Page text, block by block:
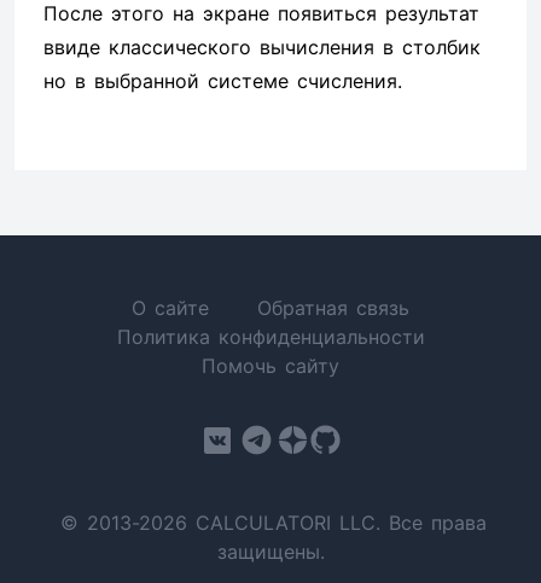
После этого на экране появиться результат
ввиде классического вычисления в столбик
но в выбранной системе счисления.
О сайте
Обратная связь
Политика конфиденциальности
Помочь сайту
© 2013-2026 CALCULATORI LLC. Все права
защищены.